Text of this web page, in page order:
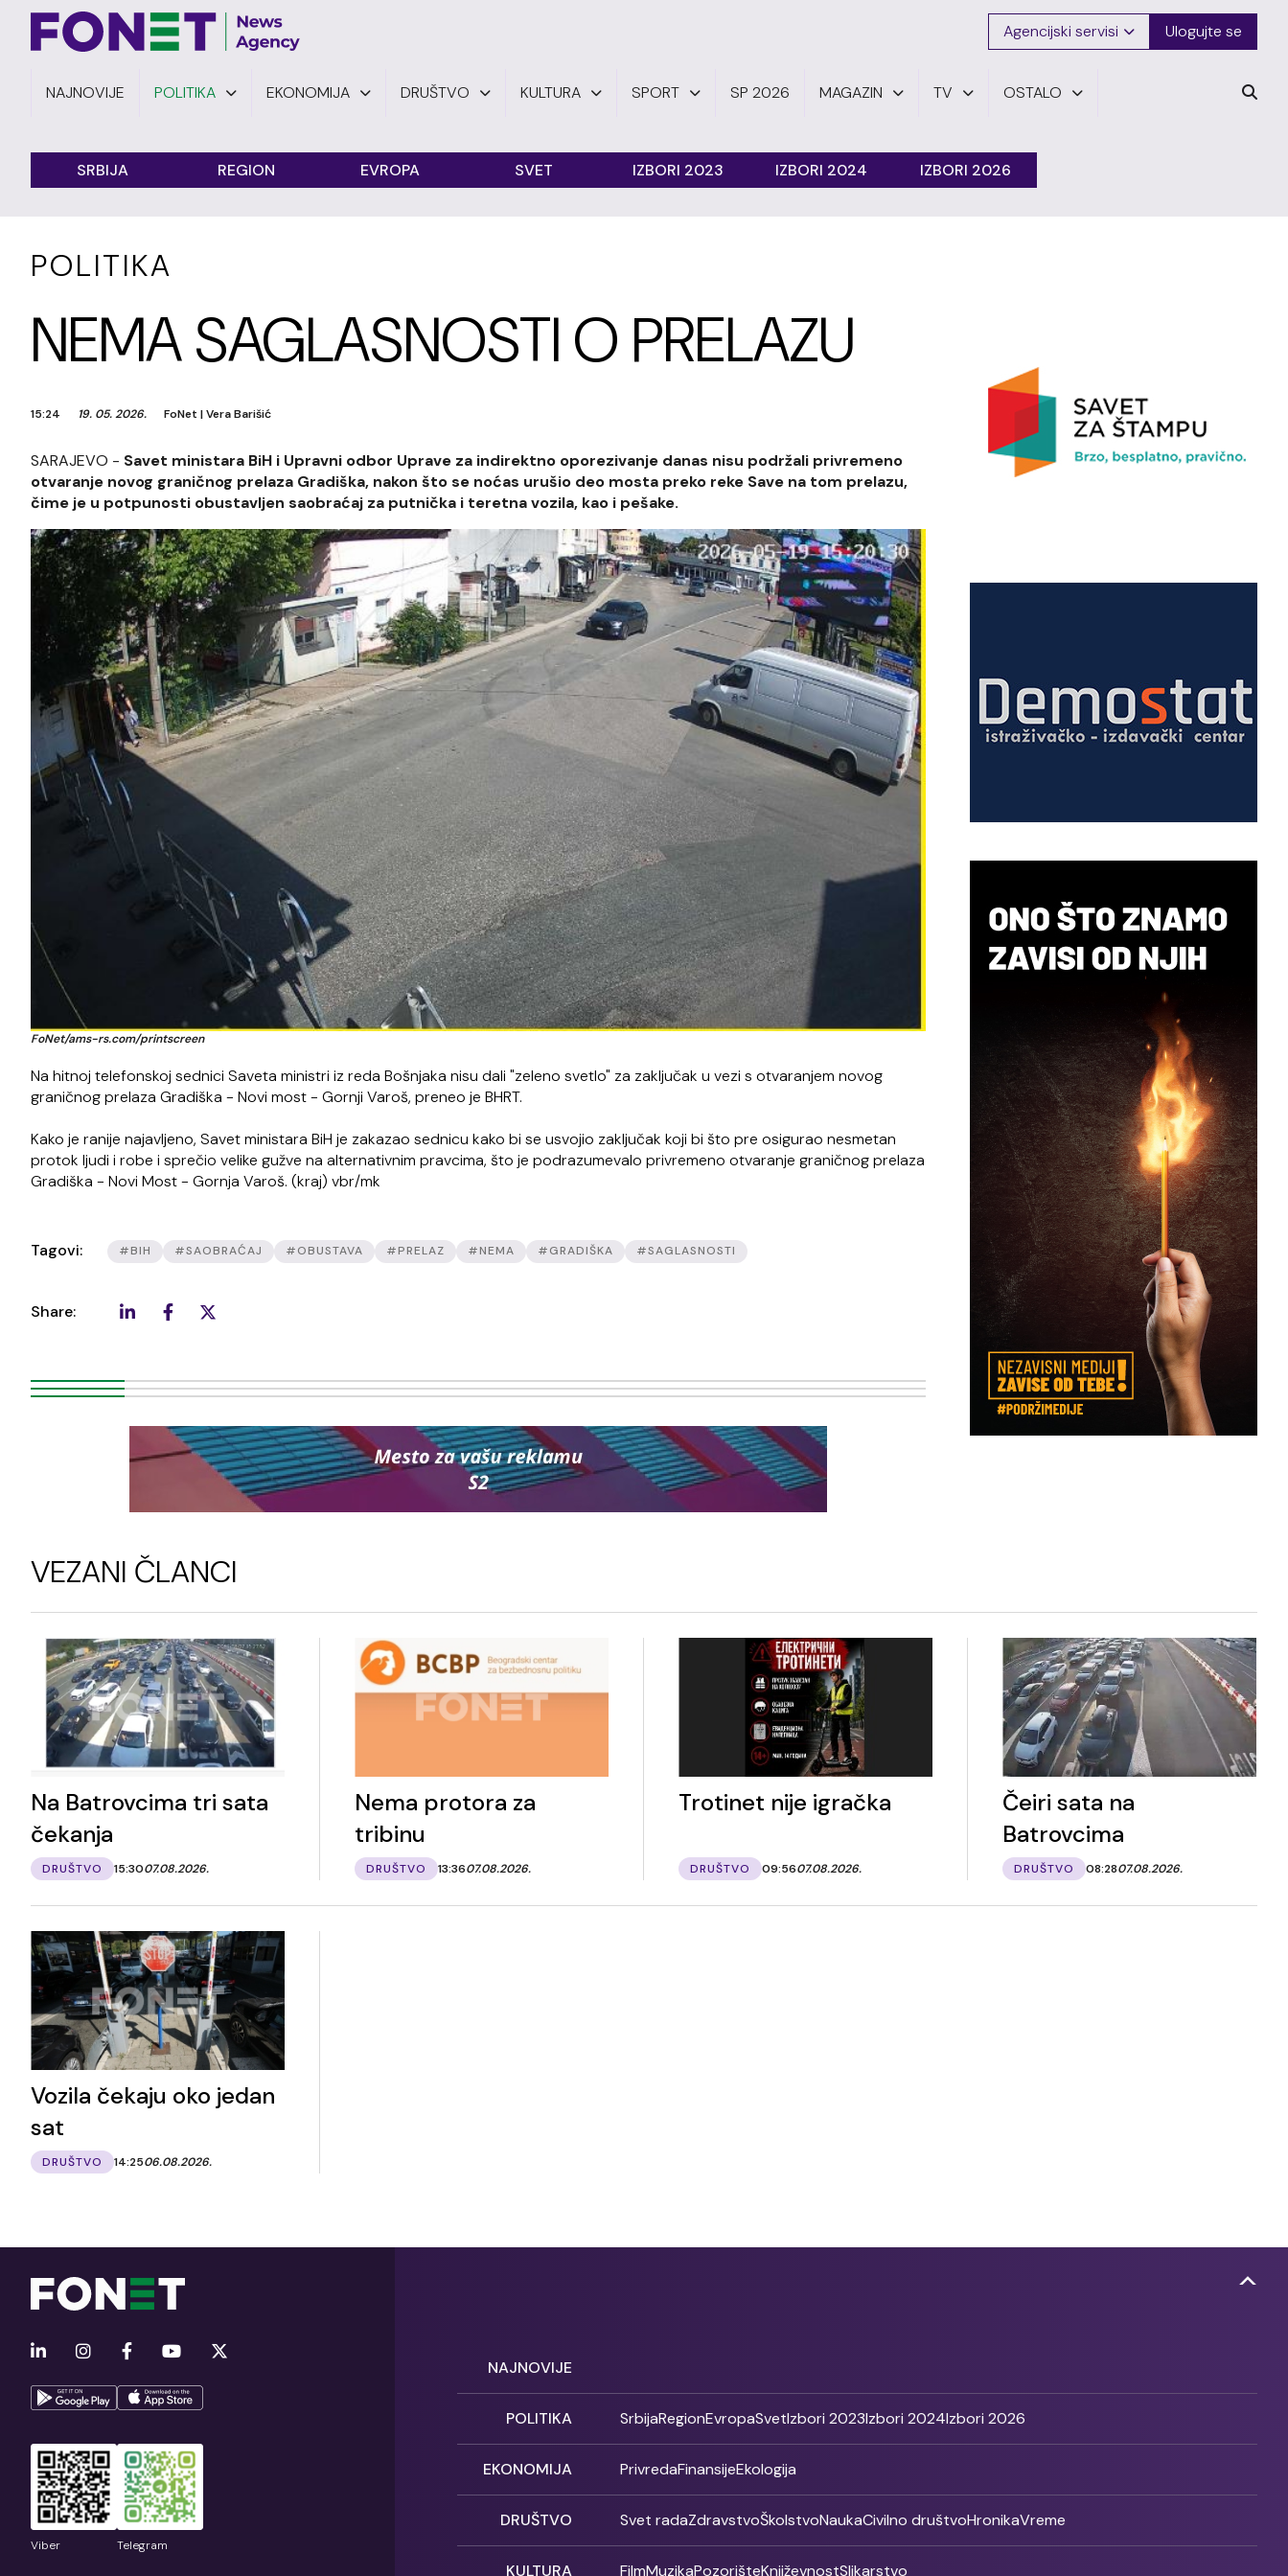
Agencijski servisi Ulogujte se
NAJNOVIJE POLITIKA EKONOMIJA DRUŠTVO KULTURA SPORT SP 2026 MAGAZIN TV OSTALO
SRBIJA REGION EVROPA SVET IZBORI 2023 IZBORI 2024 IZBORI 2026
POLITIKA
NEMA SAGLASNOSTI O PRELAZU
15:24 19. 05. 2026. FoNet |Vera Barišić
SARAJEVO - Savet ministara BiH i Upravni odbor Uprave za indirektno oporezivanje danas nisu podržali privremeno
otvaranje novog graničnog prelaza Gradiška, nakon što se noćas urušio deo mosta preko reke Save na tom prelazu,
čime je u potpunosti obustavljen saobraćaj za putnička i teretna vozila, kao i pešake.
FoNet/ams-rs.com/printscreen
Na hitnoj telefonskoj sednici Saveta ministri iz reda Bošnjaka nisu dali "zeleno svetlo" za zaključak u vezi s otvaranjem novog
graničnog prelaza Gradiška - Novi most - Gornji Varoš, preneo je BHRT.
Kako je ranije najavljeno, Savet ministara BiH je zakazao sednicu kako bi se usvojio zaključak koji bi što pre osigurao nesmetan
protok ljudi i robe i sprečio velike gužve na alternativnim pravcima, što je podrazumevalo privremeno otvaranje graničnog prelaza
Gradiška - Novi Most - Gornja Varoš. (kraj) vbr/mk
Tagovi: #BIH #SAOBRAĆAJ #OBUSTAVA #PRELAZ #NEMA #GRADIŠKA #SAGLASNOSTI
Share:
VEZANI ČLANCI
Na Batrovcima tri sata
čekanja
DRUŠTVO 15:3007.08.2026.
Nema protora za
tribinu
DRUŠTVO 13:3607.08.2026.
Trotinet nije igračka
DRUŠTVO 09:5607.08.2026.
Čeiri sata na
Batrovcima
DRUŠTVO 08:2807.08.2026.
Vozila čekaju oko jedan
sat
DRUŠTVO 14:2506.08.2026.
Viber Telegram
NAJNOVIJE
POLITIKA SrbijaRegionEvropaSvetIzbori 2023Izbori 2024Izbori 2026
EKONOMIJA PrivredaFinansijeEkologija
DRUŠTVO Svet radaZdravstvoŠkolstvoNaukaCivilno društvoHronikaVreme
KULTURA FilmMuzikaPozorišteKnjiževnostSlikarstvo